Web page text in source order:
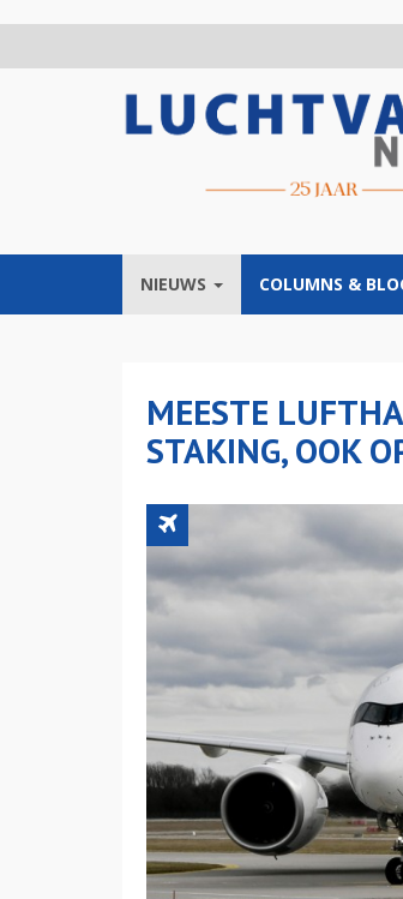
NIEUWS COLUMNS &
MEESTE
STAKING, OOK